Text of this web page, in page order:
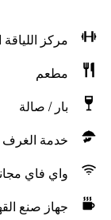
مركز اللياقة
مطعم
بار / صالة
خدمة الغرف
واي فاي
جهاز صنع